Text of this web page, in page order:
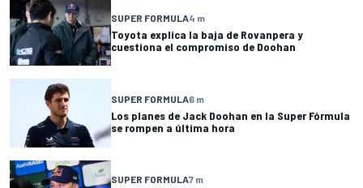
SUPER FORMULA4 m
Toyota explica la baja de Rovanpera y
cuestiona el compromiso de Doohan
SUPER FORMULA6 m
Los planes de Jack Doohan en la Super Fórmula
se rompen a última hora
SUPER FORMULA7 m